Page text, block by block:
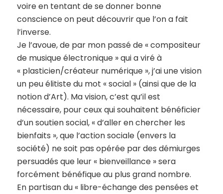
voire en tentant de se donner bonne
conscience on peut découvrir que l’on a fait
l’inverse.
Je l’avoue, de par mon passé de « compositeur
de musique électronique » qui a viré à
« plasticien/créateur numérique », j’ai une vision
un peu élitiste du mot « social » (ainsi que de la
notion d’Art). Ma vision, c’est qu’il est
nécessaire, pour ceux qui souhaitent bénéficier
d’un soutien social, « d’aller en chercher les
bienfaits », que l’action sociale (envers la
société) ne soit pas opérée par des démiurges
persuadés que leur « bienveillance » sera
forcément bénéfique au plus grand nombre.
En partisan du « libre-échange des pensées et